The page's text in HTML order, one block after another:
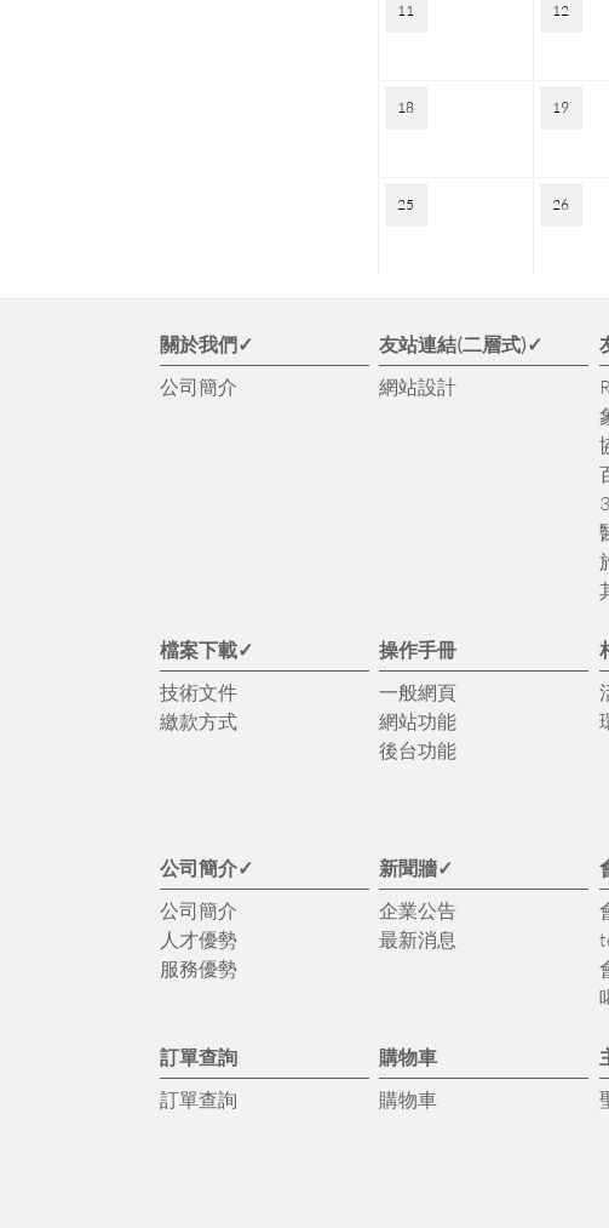
11 12
18 19
25 26
關於我們✓
公司簡介
友站連結(二層式)✓
網站設計
檔案下載✓
技術文件
繳款方式
操作手冊
一般網頁
網站功能
後台功能
公司簡介✓
公司簡介
人才優勢
服務優勢
新聞牆✓
企業公告
最新消息
訂單查詢
訂單查詢
購物車
購物車